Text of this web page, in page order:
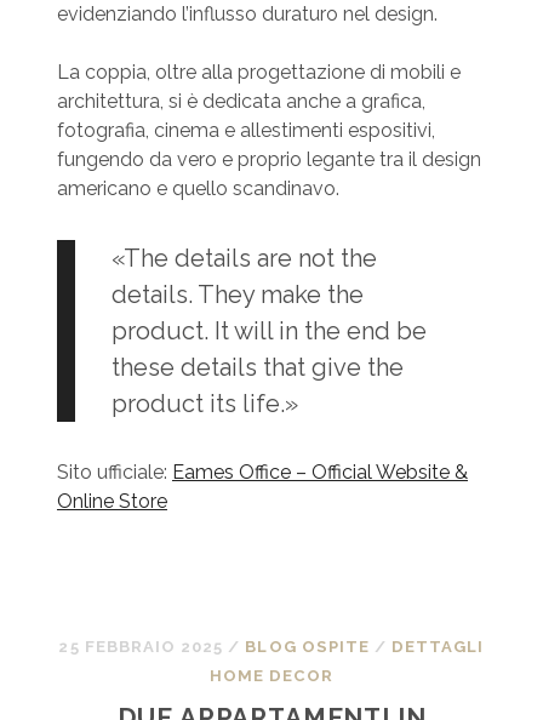
evidenziando l’influsso duraturo nel design.
La coppia, oltre alla progettazione di mobili e
architettura, si è dedicata anche a grafica,
fotografia, cinema e allestimenti espositivi,
fungendo da vero e proprio legante tra il design
americano e quello scandinavo.
«The details are not the
details. They make the
product. It will in the end be
these details that give the
product its life.»
Sito ufficiale: Eames Office – Official Website &
Online Store
25 FEBBRAIO 2025 / BLOG OSPITE / DETTAGLI
HOME DECOR